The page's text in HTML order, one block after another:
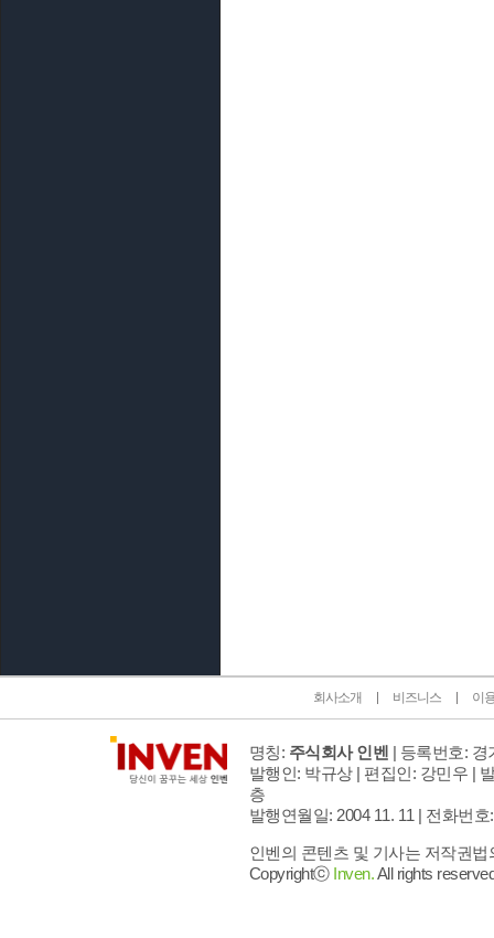
회사소개 비즈니스 이
명칭: 주식회사 인벤 | 등록번호: 경
발행인: 박규상 | 편집인: 강민우 |
층
발행연월일: 2004 11. 11 | 전화번호
인벤의 콘텐츠 및 기사는 저작권
Copyrightⓒ Inven.All rights